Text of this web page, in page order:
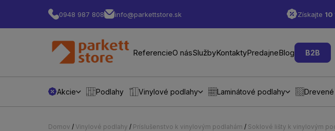
0948 987 808 info@parkettstore.sk Získajte 10
ReferencieO násSlužbyKontaktyPredajneBlog B2B
Akcie Podlahy Vinylové podlahy Laminátové podlahy
Domov / Vinylové podlahy / Príslušenstvo k vinylovým podlahám / Soklové lišty k vinylovým